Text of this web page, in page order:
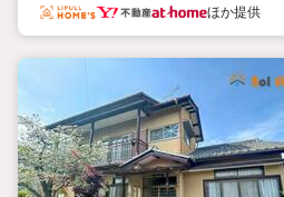
ほか提供